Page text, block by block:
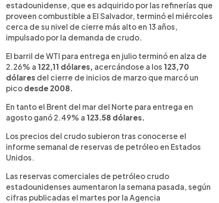
estadounidense, que es adquirido por las refinerías que
proveen combustible a El Salvador, terminó el miércoles
cerca de su nivel de cierre más alto en 13 años,
impulsado por la demanda de crudo.
El barril de WTI para entrega en julio terminó en alza de
2.26% a 122,11 dólares, acercándose a los 123,70
dólares del cierre de inicios de marzo que marcó un
pico desde 2008.
En tanto el Brent del mar del Norte para entrega en
agosto ganó 2.49% a 123.58 dólares.
Los precios del crudo subieron tras conocerse el
informe semanal de reservas de petróleo en Estados
Unidos.
Las reservas comerciales de petróleo crudo
estadounidenses aumentaron la semana pasada, según
cifras publicadas el martes por la Agencia